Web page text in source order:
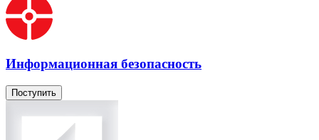
Информационная безопасность
Поступить